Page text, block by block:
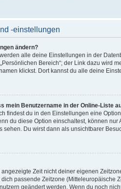
-einstellungen
ändern?
alle deine Einstellungen in der
Bereich“; der Link dazu wird
klickst. Dort kannst du alle deine
mein Benutzername in der Online-Liste
findest du in den Einstellungen eine
du diese Option einschaltest, können
sehen. Du wirst dann als unsichtbarer
Zeit nicht deiner eigenen
dich passende Zeitzone (Mitteleuropäische
geändert werden. Wenn du noch